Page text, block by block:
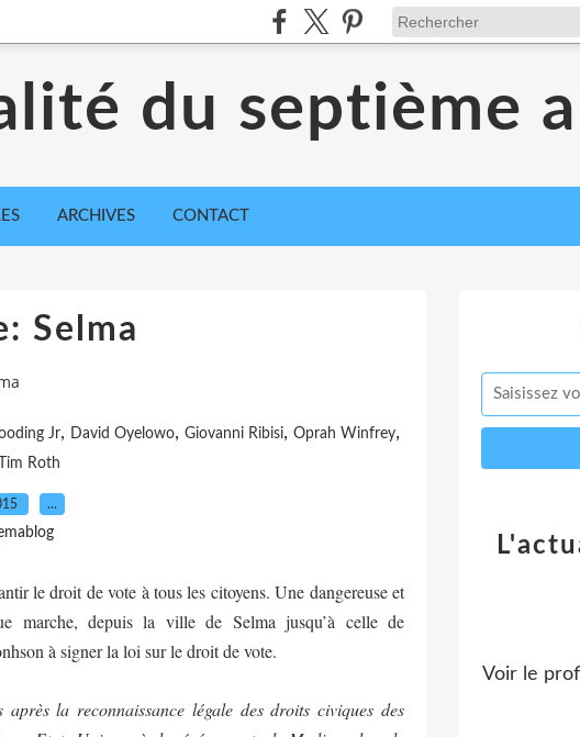
du septième
ARCHIVES CONTACT
Selma
Jr, David Oyelowo, Giovanni Ribisi, Oprah Winfrey,
Tim Roth
…
le droit de vote à tous les citoyens. Une dangereuse et
marche, depuis la ville de Selma jusqu’à celle de
à signer la loi sur le droit de vote.
la reconnaissance légale des droits civiques des
Voir le